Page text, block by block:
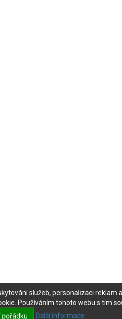
služeb, personalizaci reklam
Používáním tohoto webu s tím
pořádku
Další informace